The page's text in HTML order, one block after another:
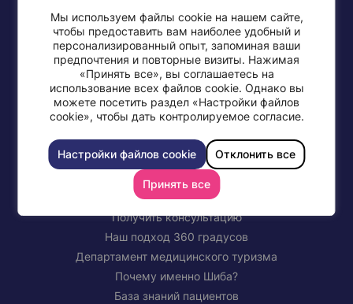
Мы используем файлы cookie на нашем сайте,
чтобы предоставить вам наиболее удобный и
персонализированный опыт, запоминая ваши
предпочтения и повторные визиты. Нажимая
«Принять все», вы соглашаетесь на
использование всех файлов cookie. Однако вы
можете посетить раздел «Настройки файлов
cookie», чтобы дать контролируемое согласие.
Настройки файлов cookie Отклонить все
Принять все
+972-77-997-0568
СВЯЖИТЕСЬ С МЕДИЦИНСКИМ ЦЕНТРОМ ШИБА
Медицинский туризм в Шибе
Получить консультацию
Наш подход 360 градусов
Департамент медицинского туризма
Почему именно Шиба?
База знаний пациентов